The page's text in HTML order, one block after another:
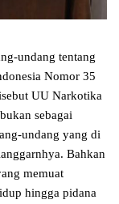
undang tentang
Nomor 35
UU Narkotika
sebagai
undang yang di
Bahkan
memuat
hingga pidana